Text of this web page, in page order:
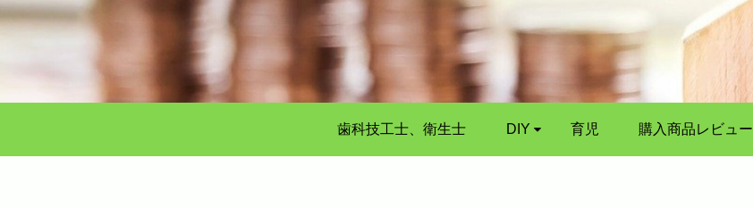
歯科技工士、衛生士 DIY 育児 購入商品レビュー